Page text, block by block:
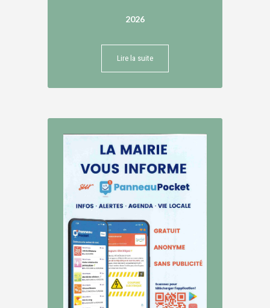
2026
Lire la suite